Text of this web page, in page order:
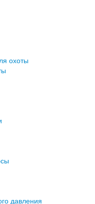
охоты
давления